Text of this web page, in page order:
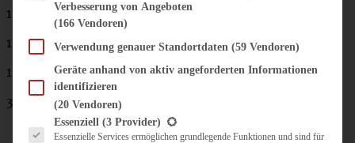
1 kleine Dose Mais
1 Dose Kidney-Bohnen
1 – 2 Avocados
3 Frühlingszwiebeln
Verbesserung von Angeboten
(166 Vendoren)
Verwendung genauer Standortdaten (59 Vendoren)
Geräte anhand von aktiv angeforderten Informationen
identifizieren
(20 Vendoren)
Es folgt eine Liste der Service-Gruppen, für die eine Einwilligung erteilt werden
Essenziell (3 Provider)
Essenzielle Services ermöglichen grundlegende Funktionen und sind für